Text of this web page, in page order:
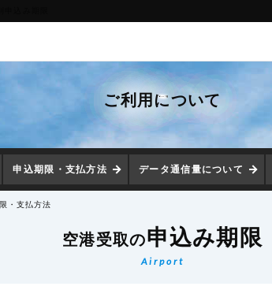
ご利用について
申込期限・支払方法 データ通信量について
・支払方法
空港受取の申込み期限
Airport